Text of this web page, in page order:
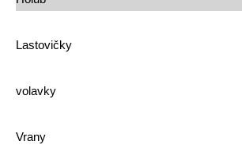
Lastovičky
volavky
Vrany